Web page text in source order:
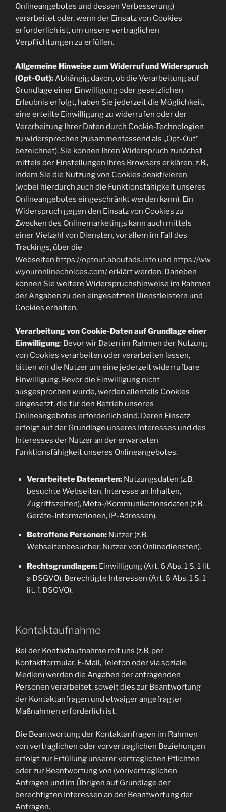
Onlineangebotes und dessen Verbesserung)
verarbeitet oder, wenn der Einsatz von Cookies
erforderlich ist, um unsere vertraglichen
Verpflichtungen zu erfüllen.
Allgemeine Hinweise zum Widerruf und Widerspruch
(Opt-Out): Abhängig davon, ob die Verarbeitung auf
Grundlage einer Einwilligung oder gesetzlichen
Erlaubnis erfolgt, haben Sie jederzeit die Möglichkeit,
eine erteilte Einwilligung zu widerrufen oder der
Verarbeitung Ihrer Daten durch Cookie-Technologien
zu widersprechen (zusammenfassend als „Opt-Out“
bezeichnet). Sie können Ihren Widerspruch zunächst
mittels der Einstellungen Ihres Browsers erklären, z.B.,
indem Sie die Nutzung von Cookies deaktivieren
(wobei hierdurch auch die Funktionsfähigkeit unseres
Onlineangebotes eingeschränkt werden kann). Ein
Widerspruch gegen den Einsatz von Cookies zu
Zwecken des Onlinemarketings kann auch mittels
einer Vielzahl von Diensten, vor allem im Fall des
Trackings, über die
Webseiten https://optout.aboutads.info und https://ww
w.youronlinechoices.com/erklärt werden. Daneben
können Sie weitere Widerspruchshinweise im Rahmen
der Angaben zu den eingesetzten Dienstleistern und
Cookies erhalten.
Verarbeitung von Cookie-Daten auf Grundlage einer
Einwilligung: Bevor wir Daten im Rahmen der Nutzung
von Cookies verarbeiten oder verarbeiten lassen,
bitten wir die Nutzer um eine jederzeit widerrufbare
Einwilligung. Bevor die Einwilligung nicht
ausgesprochen wurde, werden allenfalls Cookies
eingesetzt, die für den Betrieb unseres
Onlineangebotes erforderlich sind. Deren Einsatz
erfolgt auf der Grundlage unseres Interesses und des
Interesses der Nutzer an der erwarteten
Funktionsfähigkeit unseres Onlineangebotes.
Verarbeitete Datenarten:Nutzungsdaten (z.B.
besuchte Webseiten, Interesse an Inhalten,
Zugriffszeiten), Meta-/Kommunikationsdaten (z.B.
Geräte-Informationen, IP-Adressen).
Betroffene Personen:Nutzer (z.B.
Webseitenbesucher, Nutzer von Onlinediensten).
Rechtsgrundlagen:Einwilligung (Art. 6 Abs. 1 S. 1 lit.
a DSGVO), Berechtigte Interessen (Art. 6 Abs. 1 S. 1
lit. f. DSGVO).
Kontaktaufnahme
Bei der Kontaktaufnahme mit uns (z.B. per
Kontaktformular, E-Mail, Telefon oder via soziale
Medien) werden die Angaben der anfragenden
Personen verarbeitet, soweit dies zur Beantwortung
der Kontaktanfragen und etwaiger angefragter
Maßnahmen erforderlich ist.
Die Beantwortung der Kontaktanfragen im Rahmen
von vertraglichen oder vorvertraglichen Beziehungen
erfolgt zur Erfüllung unserer vertraglichen Pflichten
oder zur Beantwortung von (vor)vertraglichen
Anfragen und im Übrigen auf Grundlage der
berechtigten Interessen an der Beantwortung der
Anfragen.